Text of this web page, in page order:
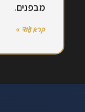
מבפנים.
קרא עוד »